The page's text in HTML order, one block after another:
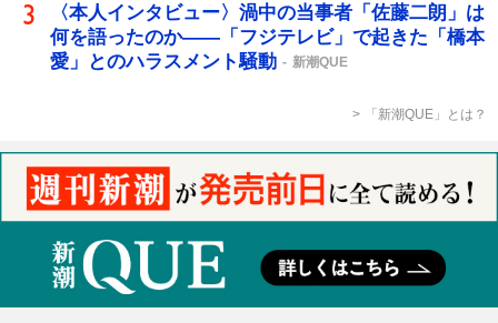
〈本人インタビュー〉渦中の当事者「佐藤二朗」は
何を語ったのか――「フジテレビ」で起きた「橋本
愛」とのハラスメント騒動
新潮QUE
「新潮QUE」とは？